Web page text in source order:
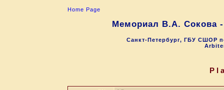
Home Page
Мемориал В.А. Сокова
Санкт-Петербург, ГБУ СШОР